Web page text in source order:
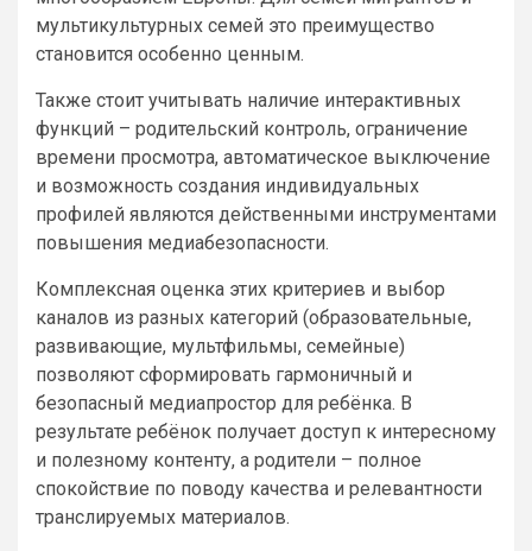
мультикультурных семей это преимущество
становится особенно ценным.
Также стоит учитывать наличие интерактивных
функций – родительский контроль, ограничение
времени просмотра, автоматическое выключение
и возможность создания индивидуальных
профилей являются действенными инструментами
повышения медиабезопасности.
Комплексная оценка этих критериев и выбор
каналов из разных категорий (образовательные,
развивающие, мультфильмы, семейные)
позволяют сформировать гармоничный и
безопасный медиапростор для ребёнка. В
результате ребёнок получает доступ к интересному
и полезному контенту, а родители – полное
спокойствие по поводу качества и релевантности
транслируемых материалов.